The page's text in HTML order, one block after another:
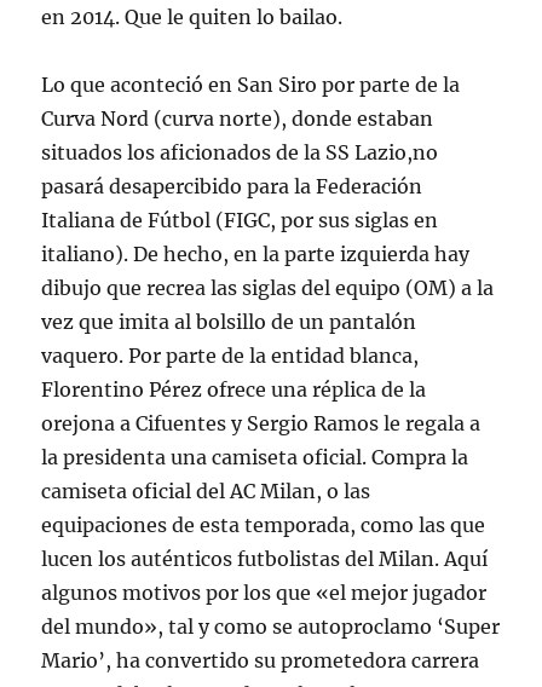
en 2014. Que le quiten lo bailao.
Lo que aconteció en San Siro por parte de la
Curva Nord (curva norte), donde estaban
situados los aficionados de la SS Lazio,no
pasará desapercibido para la Federación
Italiana de Fútbol (FIGC, por sus siglas en
italiano). De hecho, en la parte izquierda hay
dibujo que recrea las siglas del equipo (OM) a la
vez que imita al bolsillo de un pantalón
vaquero. Por parte de la entidad blanca,
Florentino Pérez ofrece una réplica de la
orejona a Cifuentes y Sergio Ramos le regala a
la presidenta una camiseta oficial. Compra la
camiseta oficial del AC Milan, o las
equipaciones de esta temporada, como las que
lucen los auténticos futbolistas del Milan. Aquí
algunos motivos por los que «el mejor jugador
del mundo», tal y como se autoproclamo ‘Super
Mario’, ha convertido su prometedora carrera